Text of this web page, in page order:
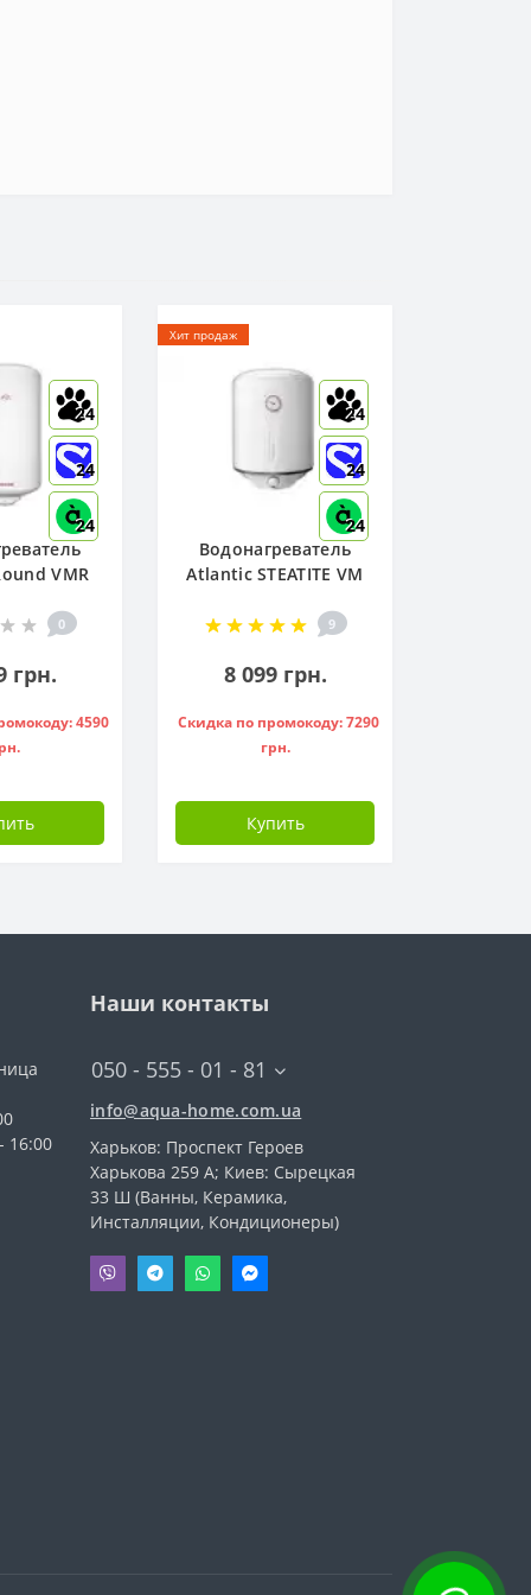
24
24
24
VMR
0
грн.
4590
Хит продаж
24
24
24
Водонагреватель
Atlantic STEATITE VM
841209
9
8 099 грн.
Скидка по промокоду: 7290
грн.
Купить
16:00
Наши контакты
050 - 555 - 01 - 81
info@aqua-home.com.ua
Харьков: Проспект Героев
Харькова 259 А; Киев: Сырецкая
33 Ш (Ванны, Керамика,
Инсталляции, Кондиционеры)